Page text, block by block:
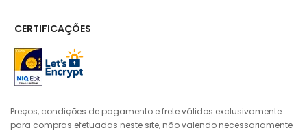
CERTIFICAÇÕES
Preços, condições de pagamento e frete válidos exclusivamente
para compras efetuadas neste site, não valendo necessariamente